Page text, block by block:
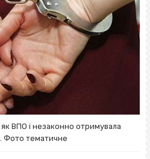
ВПО і незаконно отримувала
Фото тематичне